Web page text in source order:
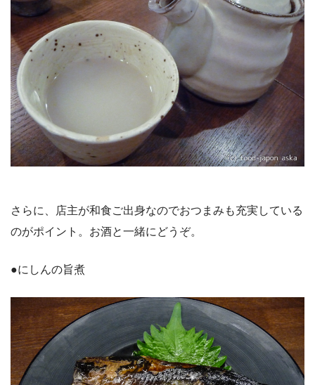
さらに、店主が和食ご出身なのでおつまみも充実している
のがポイント。お酒と一緒にどうぞ。
●にしんの旨煮